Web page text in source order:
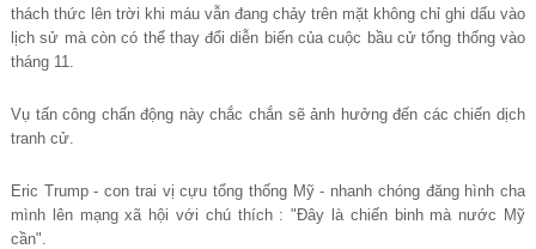
thách thức lên trời khi máu vẫn đang chảy trên mặt không chỉ ghi dấu vào
lịch sử mà còn có thể thay đổi diễn biến của cuộc bầu cử tổng thống vào
tháng 11.
Vụ tấn công chấn động này chắc chắn sẽ ảnh hưởng đến các chiến dịch
tranh cử.
Eric Trump - con trai vị cựu tổng thống Mỹ - nhanh chóng đăng hình cha
mình lên mạng xã hội với chú thích : "Đây là chiến binh mà nước Mỹ
cần".